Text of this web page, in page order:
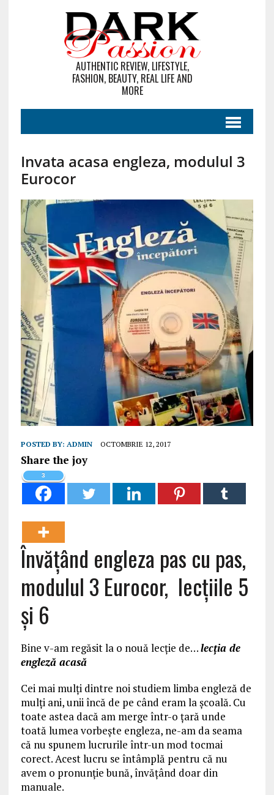
AUTHENTIC REVIEW, LIFESTYLE,
FASHION, BEAUTY, REAL LIFE AND
MORE
Invata acasa engleza, modulul 3
Eurocor
POSTED BY: ADMIN OCTOMBRIE 12, 2017
Share the joy
3
Învățând engleza pas cu pas,
modulul 3 Eurocor, lecțiile 5
și 6
Bine v-am regăsit la o nouă lecţie de…lecţia de
engleză acasă
Cei mai mulţi dintre noi studiem limba engleză de
mulţi ani, unii încă de pe când eram la şcoală. Cu
toate astea dacă am merge într-o ţară unde
toată lumea vorbeşte engleza, ne-am da seama
că nu spunem lucrurile într-un mod tocmai
corect. Acest lucru se întâmplă pentru că nu
avem o pronunţie bună, învăţând doar din
manuale.